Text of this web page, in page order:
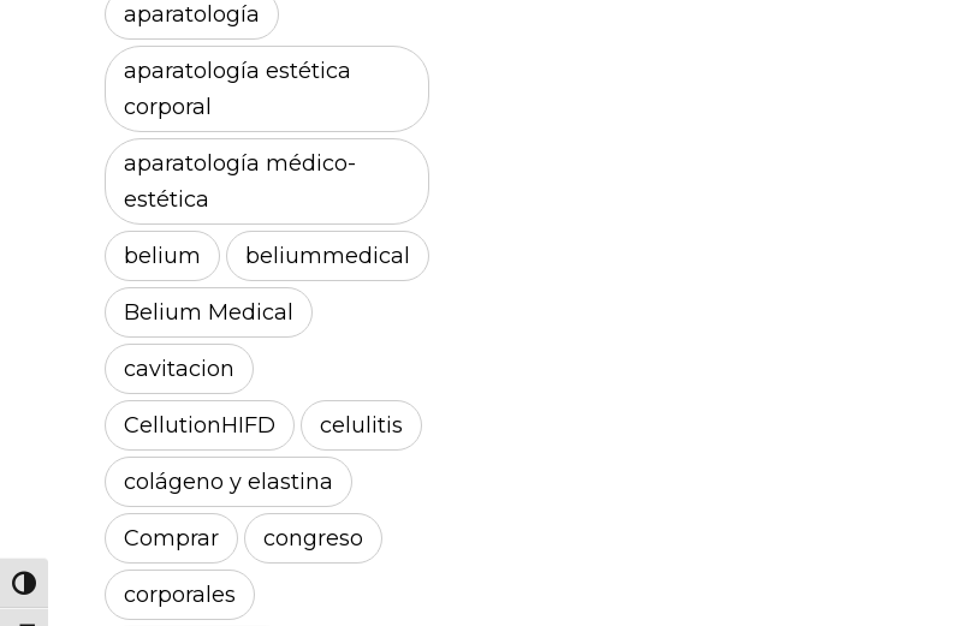
Alternar alto contraste
aparatología
aparatología estética
corporal
aparatología médico-
estética
belium beliummedical
Belium Medical
cavitacion
CellutionHIFD celulitis
colágeno y elastina
Comprar congreso
corporales